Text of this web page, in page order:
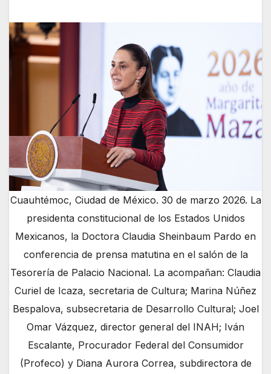
Cuauhtémoc, Ciudad de México. 30 de marzo 2026. La
presidenta constitucional de los Estados Unidos
Mexicanos, la Doctora Claudia Sheinbaum Pardo en
conferencia de prensa matutina en el salón de la
Tesorería de Palacio Nacional. La acompañan: Claudia
Curiel de Icaza, secretaria de Cultura; Marina Núñez
Bespalova, subsecretaria de Desarrollo Cultural; Joel
Omar Vázquez, director general del INAH; Iván
Escalante, Procurador Federal del Consumidor
(Profeco) y Diana Aurora Correa, subdirectora de